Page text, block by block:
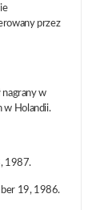
przez
w
w Holandii.
1987.
19, 1986.